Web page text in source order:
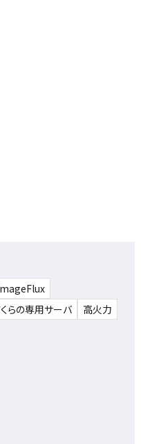
らの専用サーバ
高火力